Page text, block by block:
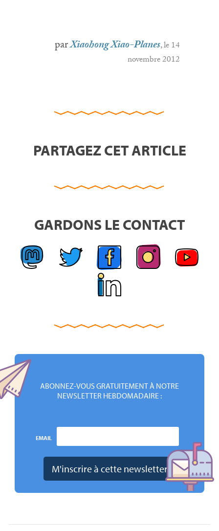
parXiaohong Xiao-Planes, le 14
novembre 2012
PARTAGEZ CET ARTICLE
GARDONS LE CONTACT
ABONNEZ-VOUS GRATUITEMENT À NOTRE
NEWSLETTER HEBDOMADAIRE :
EMAIL